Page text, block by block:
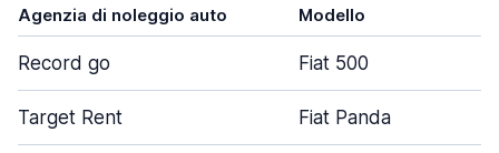
Agenzia di noleggio auto Modello
Record go Fiat 500
Target Rent Fiat Panda